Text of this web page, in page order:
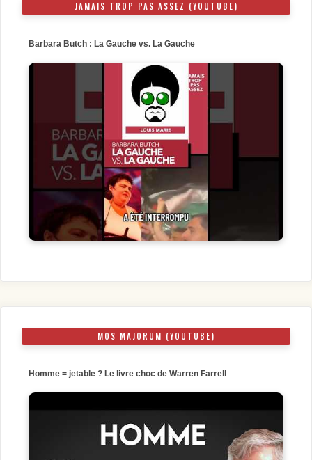
JAMAIS TROP PAS ASSEZ (YOUTUBE)
Barbara Butch : La Gauche vs. La Gauche
MOS MAJORUM (YOUTUBE)
Homme = jetable ? Le livre choc de Warren Farrell